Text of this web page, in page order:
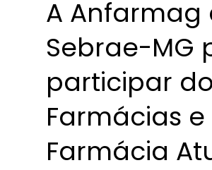
A
Sebrae-MG
participar
Farmácias
Farmácia